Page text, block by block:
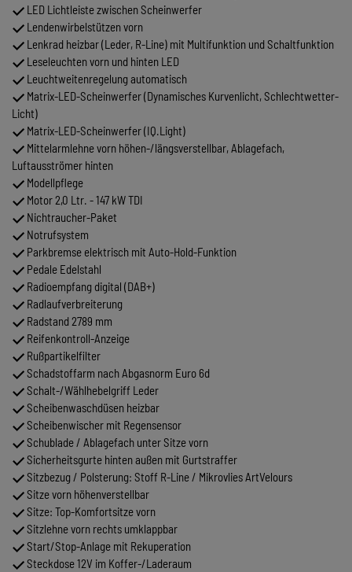
LED Lichtleiste zwischen Scheinwerfer
Lendenwirbelstützen vorn
Lenkrad heizbar (Leder, R-Line) mit Multifunktion und Schaltfunktion
Leseleuchten vorn und hinten LED
Leuchtweitenregelung automatisch
Matrix-LED-Scheinwerfer (Dynamisches Kurvenlicht, Schlechtwetter-
Licht)
Matrix-LED-Scheinwerfer (IQ.Light)
Mittelarmlehne vorn höhen-/längsverstellbar, Ablagefach,
Luftausströmer hinten
Modellpflege
Motor 2,0 Ltr. - 147 kW TDI
Nichtraucher-Paket
Notrufsystem
Parkbremse elektrisch mit Auto-Hold-Funktion
Pedale Edelstahl
Radioempfang digital (DAB+)
Radlaufverbreiterung
Radstand 2789 mm
Reifenkontroll-Anzeige
Rußpartikelfilter
Schadstoffarm nach Abgasnorm Euro 6d
Schalt-/Wählhebelgriff Leder
Scheibenwaschdüsen heizbar
Scheibenwischer mit Regensensor
Schublade / Ablagefach unter Sitze vorn
Sicherheitsgurte hinten außen mit Gurtstraffer
Sitzbezug / Polsterung: Stoff R-Line / Mikrovlies ArtVelours
Sitze vorn höhenverstellbar
Sitze: Top-Komfortsitze vorn
Sitzlehne vorn rechts umklappbar
Start/Stop-Anlage mit Rekuperation
Steckdose 12V im Koffer-/Laderaum